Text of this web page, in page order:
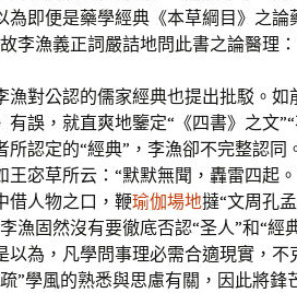
為即便是藥學經典《本草綱目》之
李漁義正詞嚴詰地問此書之論醫理
漁對公認的儒家經典也提出批駁。
有誤，就直爽地鑒定“《四書》之文
所認定的“經典”，李漁卻不完整認同
王宓草所云：“默默無聞，轟雷四起
借人物之口，鞭瑜伽場地撻“文周孔
漁固然沒有要徹底否認“圣人”和“經
以為，凡學問事理必需合適現實，不
”學風的熟悉與思慮有關，因此將鋒